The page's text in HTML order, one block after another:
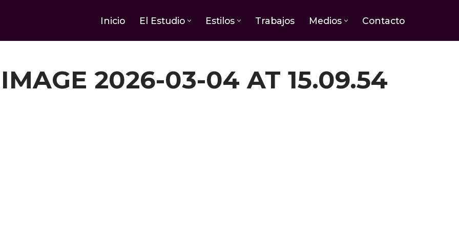
Inicio El Estudio Estilos Trabajos Medios Contacto
2026-03-04 AT 15.09.54